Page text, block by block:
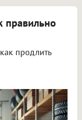
правильно
продлить